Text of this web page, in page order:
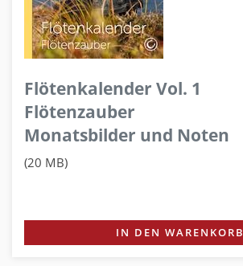
Flötenkalender Vol. 1
Flötenzauber
Monatsbilder und Noten
(20 MB)
IN DEN WARENKORB